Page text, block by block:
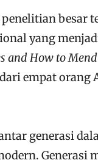
besar
yang
and How to
empat
generasi
Generasi